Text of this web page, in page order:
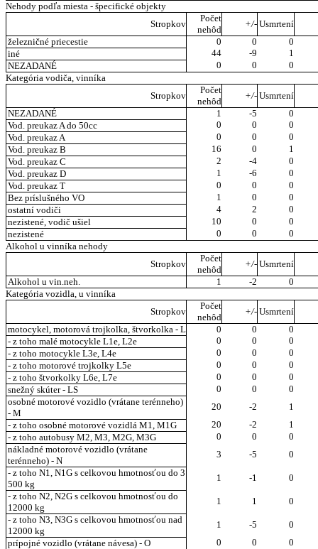
Nehody podľa miesta - špecifické objekty
Stropkov
Počet
nehôd
+/- Usmrtení
železničné priecestie
0 0
0
iné
44 -9
1
NEZADANÉ
0 0
0
Kategória vodiča, vinníka
Stropkov
Počet
nehôd
+/- Usmrtení
NEZADANÉ
1 -5
0
Vod. preukaz A do 50cc
0 0
0
Vod. preukaz A
0 0
0
Vod. preukaz B
16 0
1
Vod. preukaz C
2 -4
0
Vod. preukaz D
1 -6
0
Vod. preukaz T
0 0
0
Bez príslušného VO
1 0
0
ostatní vodiči
4 2
0
nezistené, vodič ušiel
10 0
0
nezistené
0 0
0
Alkohol u vinníka nehody
Stropkov
Počet
nehôd
+/- Usmrtení
Alkohol u vin.neh.
1 -2
0
Kategória vozidla, u vinníka
Stropkov
Počet
nehôd
+/- Usmrtení
motocykel, motorová trojkolka, štvorkolka - L
0 0
0
- z toho malé motocykle L1e, L2e
0 0
0
- z toho motocykle L3e, L4e
0 0
0
- z toho motorové trojkolky L5e
0 0
0
- z toho štvorkolky L6e, L7e
0 0
0
snežný skúter - LS
0 0
0
osobné motorové vozidlo (vrátane terénneho)
- M
20 -2
1
- z toho osobné motorové vozidlá M1, M1G
20 -2
1
- z toho autobusy M2, M3, M2G, M3G
0 0
0
nákladné motorové vozidlo (vrátane
terénneho) - N
3 -5
0
- z toho N1, N1G s celkovou hmotnosťou do 3
500 kg
1 -1
0
- z toho N2, N2G s celkovou hmotnosťou do
12000 kg
1 1
0
- z toho N3, N3G s celkovou hmotnosťou nad
12000 kg
1 -5
0
prípojné vozidlo (vrátane návesa) - O
0 0
0